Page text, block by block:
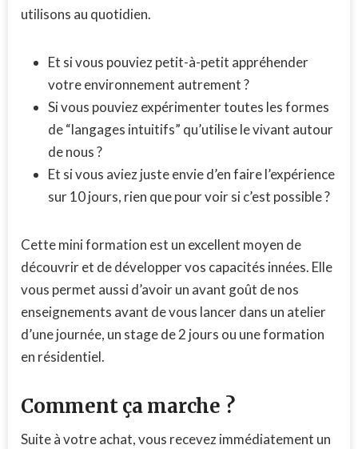
utilisons au quotidien.
Et si vous pouviez petit-à-petit appréhender
votre environnement autrement ?
Si vous pouviez expérimenter toutes les formes
de “langages intuitifs” qu’utilise le vivant autour
de nous ?
Et si vous aviez juste envie d’en faire l’expérience
sur 10 jours, rien que pour voir si c’est possible ?
Cette mini formation est un excellent moyen de
découvrir et de développer vos capacités innées. Elle
vous permet aussi d’avoir un avant goût de nos
enseignements avant de vous lancer dans un atelier
d’une journée, un stage de 2 jours ou une formation
en résidentiel.
Comment ça marche ?
Suite à votre achat, vous recevez immédiatement un